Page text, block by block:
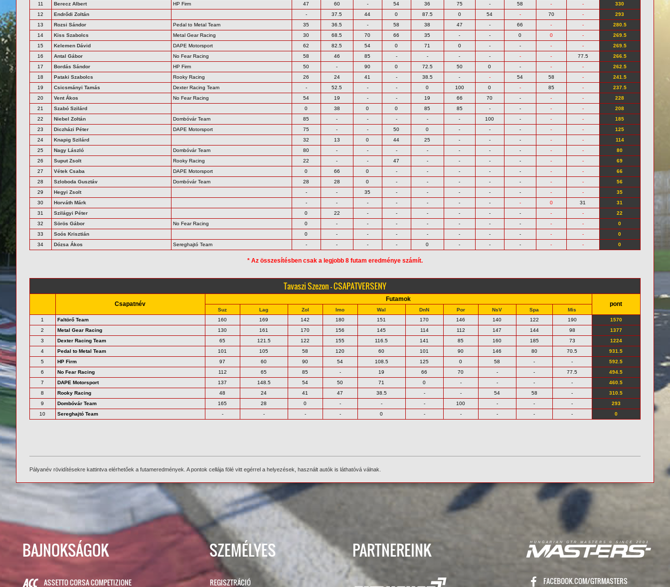
11
Berecz Albert HP Firm 47 60 - 54 36 75 - 58 - -
330
12
Endrődi Zoltán - 37.5 44 0 87.5 0 54 - 70 -
293
13
Rozsi Sándor Pedal to Metal Team 35 36.5 - 58 38 47 - 66 - -
280.5
14
Kiss Szabolcs Metal Gear Racing 30 68.5 70 66 35 - - 0 0 -
269.5
15
Kelemen Dávid DAPE Motorsport 62 82.5 54 0 71 0 - - - -
269.5
16
Antal Gábor No Fear Racing 58 46 85 - - - - - - 77.5
266.5
17
Bordás Sándor HP Firm 50 - 90 0 72.5 50 0 - - -
262.5
18
Pataki Szabolcs Rooky Racing 26 24 41 - 38.5 - - 54 58 -
241.5
19
Csicsmányi Tamás Dexter Racing Team - 52.5 - - 0 100 0 - 85 -
237.5
20
Vent Ákos No Fear Racing 54 19 - - 19 66 70 - - -
228
21
Szabó Szilárd 0 38 0 0 85 85 - - - -
208
22
Niebel Zoltán Dombóvár Team 85 - - - - - 100 - - -
185
23
Diczházi Péter DAPE Motorsport 75 - - 50 0 - - - - -
125
24
Knapig Szilárd 32 13 0 44 25 - - - - -
114
25
Nagy László Dombóvár Team 80 - - - - - - - - -
80
26
Suput Zsolt Rooky Racing 22 - - 47 - - - - - -
69
27
Vétek Csaba DAPE Motorsport 0 66 0 - - - - - - -
66
28
Szloboda Gusztáv Dombóvár Team 28 28 0 - - - - - - -
56
29
Hegyi Zsolt - - 35 - - - - - - -
35
30
Horváth Márk - - - - - - - - 0 31
31
31
Szilágyi Péter 0 22 - - - - - - - -
22
32
Sörös Gábor No Fear Racing 0 - - - - - - - - -
0
33
Soós Krisztián 0 - - - - - - - - -
0
34
Dózsa Ákos Sereghajtó Team - - - - 0 - - - - - 0
* Az összesítésben csak a legjobb 8 futam eredménye számít.
Tavaszi Szezon - CSAPATVERSENY
Csapatnév
Futamok
pont
Suz Lag Zol Imo Wal DnN Por NsV Spa
Mis
1
Faltörő Team 160 169 142 180 151 170 146 140 122 190
1570
2
Metal Gear Racing 130 161 170 156 145 114 112 147 144 98
1377
3
Dexter Racing Team 65 121.5 122 155 116.5 141 85 160 185 73
1224
4
Pedal to Metal Team 101 105 58 120 60 101 90 146 80 70.5
931.5
5
HP Firm 97 60 90 54 108.5 125 0 58 - -
592.5
6
No Fear Racing 112 65 85 - 19 66 70 - - 77.5
494.5
7
DAPE Motorsport 137 148.5 54 50 71 0 - - - -
460.5
8
Rooky Racing 48 24 41 47 38.5 - - 54 58 -
310.5
9
Dombóvár Team 165 28 0 - - - 100 - - -
293
10
Sereghajtó Team - - - - 0 - - - - - 0
Pályanév rövidítésekre kattintva elérhetőek a futameredmények. A pontok cellája fölé vitt egérrel a helyezések, használt autók is láthatóvá válnak.
BAJNOKSÁGOK
ASSETTO CORSA COMPETIZIONE
SZEMÉLYES
REGISZTRÁCIÓ
PARTNEREINK H U N G A R I A N G T R M A S T E R S © S I N C E 2 0 0 1
FACEBOOK.COM/GTRMASTERS